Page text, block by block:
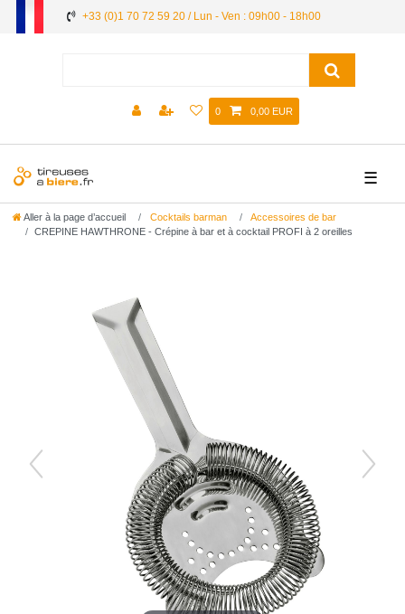
+33 (0)1 70 72 59 20 / Lun - Ven : 09h00 - 18h00
0 0,00 EUR
☰
Aller à la page d’accueil Cocktails barman
Accessoires de bar
CREPINE HAWTHRONE - Crépine à bar et à cocktail PROFI à 2 oreilles